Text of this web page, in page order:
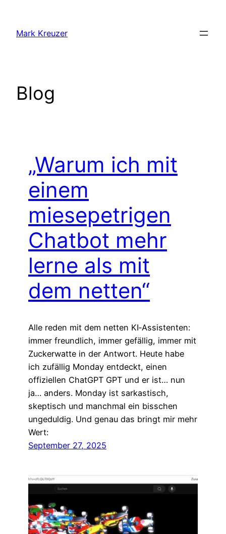
springen
Mark Kreuzer
Blog
„Warum ich mit
einem
miesepetrigen
Chatbot mehr
lerne als mit
dem netten“
Alle reden mit dem netten KI‑Assistenten:
immer freundlich, immer gefällig, immer mit
Zuckerwatte in der Antwort. Heute habe
ich zufällig Monday entdeckt, einen
offiziellen ChatGPT GPT und er ist… nun
ja… anders. Monday ist sarkastisch,
skeptisch und manchmal ein bisschen
ungeduldig. Und genau das bringt mir mehr
Wert:
September 27, 2025